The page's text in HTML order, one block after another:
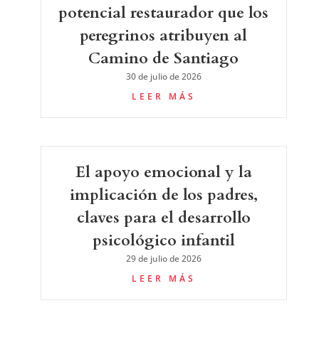
potencial restaurador que los
peregrinos atribuyen al
Camino de Santiago
30 de julio de 2026
LEER MÁS
El apoyo emocional y la
implicación de los padres,
claves para el desarrollo
psicológico infantil
29 de julio de 2026
LEER MÁS